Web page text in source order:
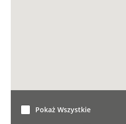
Pokaż Wszystkie